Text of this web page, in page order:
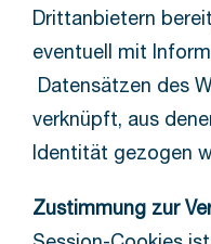
Drittanbietern
eventuell mit
Datensätzen des
verknüpft, aus
Identität gezogen
Zustimmung zur